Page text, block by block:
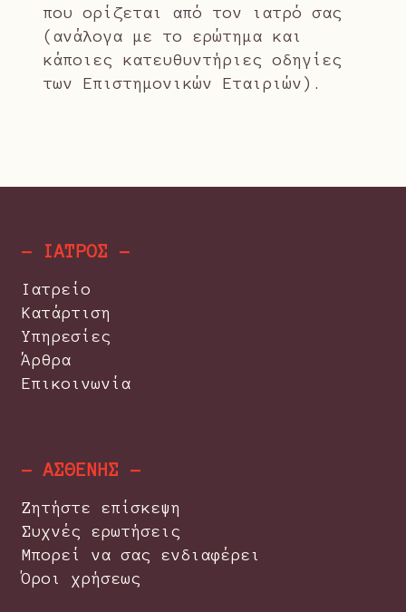
που ορίζεται από τον ιατρό σας
(ανάλογα με το ερώτημα και
κάποιες κατευθυντήριες οδηγίες
των Επιστημονικών Εταιριών).
- ΙΑΤΡΟΣ -
Ιατρείο
Κατάρτιση
Υπηρεσίες
Άρθρα
Επικοινωνία
- ΑΣΘΕΝΗΣ -
Ζητήστε επίσκεψη
Συχνές ερωτήσεις
Μπορεί να σας ενδιαφέρει
Όροι χρήσεως